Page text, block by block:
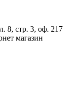
8, стр. 3, оф. 217
магазин